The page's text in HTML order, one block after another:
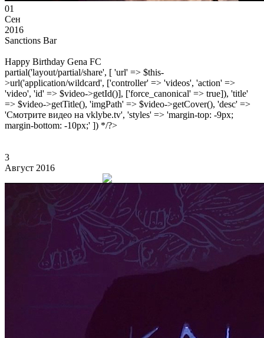
01
Сен
2016
Sanctions Bar
Happy Birthday Gena FC
partial('layout/partial/share', [ 'url' => $this-
>url('application/wildcard', ['controller' => 'videos', 'action' =>
'video', 'id' => $video->getId()], ['force_canonical' => true]), 'title'
=> $video->getTitle(), 'imgPath' => $video->getCover(), 'desc' =>
'Смотрите видео на vklybe.tv', 'styles' => 'margin-top: -9px;
margin-bottom: -10px;' ]) */?>
3
Август 2016